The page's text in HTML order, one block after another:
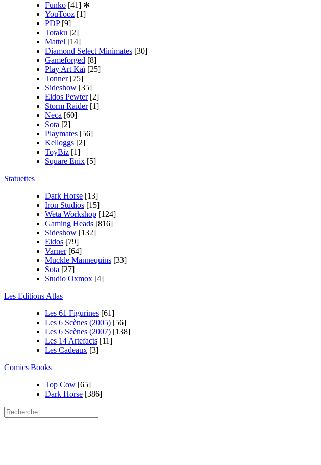
Funko [41] ✻
YouTooz [1]
PDP [9]
Totaku [2]
Mattel [14]
Diamond Select Minimates [30]
Gameforged [8]
Play Art Kaï [25]
Tonner [75]
Sideshow [35]
Eidos Pewter [2]
Storm Raider [1]
Neca [60]
Sota [2]
Playmates [56]
Kelloggs [2]
ToyBiz [1]
Square Enix [5]
Statuettes
Dark Horse [13]
Iron Studios [15]
Weta Workshop [124]
Gaming Heads [816]
Sideshow [132]
Eidos [79]
Varner [64]
Muckle Mannequins [33]
Sota [27]
Studio Oxmox [4]
Les Editions Atlas
Les 61 Figurines [61]
Les 6 Scènes (2005) [56]
Les 6 Scènes (2007) [138]
Les 14 Artefacts [11]
Les Cadeaux [3]
Comics Books
Top Cow [65]
Dark Horse [386]